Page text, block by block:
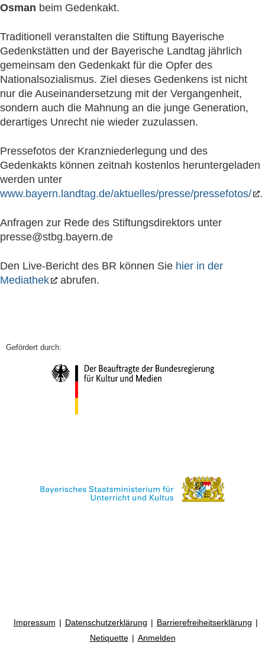
Osman beim Gedenkakt.
Traditionell veranstalten die Stiftung Bayerische
Gedenkstätten und der Bayerische Landtag jährlich
gemeinsam den Gedenkakt für die Opfer des
Nationalsozialismus. Ziel dieses Gedenkens ist nicht
nur die Auseinandersetzung mit der Vergangenheit,
sondern auch die Mahnung an die junge Generation,
derartiges Unrecht nie wieder zuzulassen.
Pressefotos der Kranzniederlegung und des
Gedenkakts können zeitnah kostenlos heruntergeladen
werden unter
www.bayern.landtag.de/aktuelles/presse/pressefotos/
.
Anfragen zur Rede des Stiftungsdirektors unter
presse@stbg.bayern.de
Den Live-Bericht des BR können Sie hier in der
Mediathek
abrufen.
Impressum Datenschutzerklärung
Barrierefreiheitserklärung
Netiquette
Anmelden